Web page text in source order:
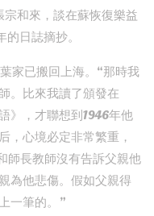
和來，談在蘇恢復樂益
日誌摘抄。
家已搬回上海。“那時我
。比來我讀了頒發在
》，才聯想到1946年他
，心境必定非常繁重，
師長教師沒有告訴父親他
為他悲傷。假如父親得
一筆的。”